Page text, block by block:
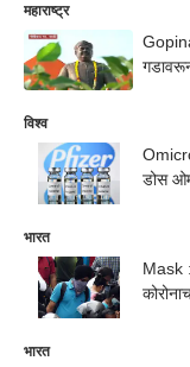
महाराष्ट्र
विश्व
डोस
भारत
Mask :
भारत